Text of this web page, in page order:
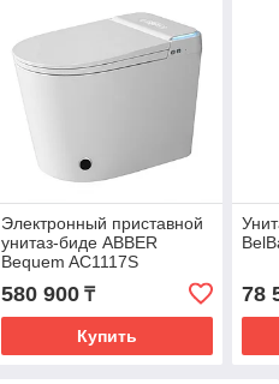
Электронный приставной
унитаз-биде ABBER
Bequem AC1117S
580 900₸
Купить
78